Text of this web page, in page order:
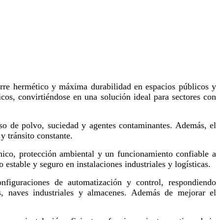
hermético y máxima durabilidad en espacios públicos y
convirtiéndose en una solución ideal para sectores con
de polvo, suciedad y agentes contaminantes. Además, el
tránsito constante.
protección ambiental y un funcionamiento confiable a
estable y seguro en instalaciones industriales y logísticas.
de automatización y control, respondiendo
naves industriales y almacenes. Además de mejorar el